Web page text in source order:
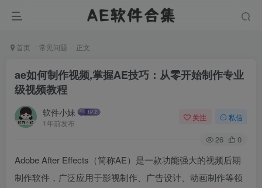
首页 常见问题 正文
ae如何制作视频,掌握AE技巧：从零开始制作专业
级视频教程
软件小妹
1年前发布
关注 私信
26 0
Adobe After Effects（简称AE）是一款功能强大的视频后期
制作软件，广泛应用于影视制作、广告设计、动画制作等领